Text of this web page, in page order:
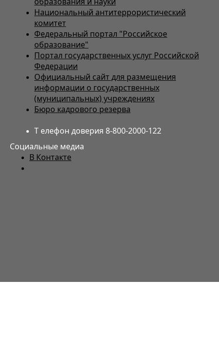
Национальный антитеррористический
комитет
Федеральный портал "Российское
образование"
Портал государственных услуг Российской
Федерации
Официальный сайт для размещения
информации о государственных
(муниципальных) учреждениях
Бюро кадрового резерва
Т елефон доверия 8-800-2000-122
Социальные медиа
В Контакте